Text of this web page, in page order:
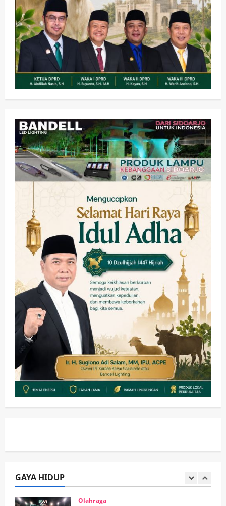
GAYA HIDUP
2
Adu Taktik di Atas Rumput Sintetis:
PWI dan Sapma PP Sidoarjo
Memanaskan Mesin Menuju Piala
Soccer
wartanusa 5 Agustus 2026
Ekonomi Hiburan Pemerintahan
HOT NEWS: Ribuan Warga Wage
Tumplek Blek di Bazar Rakyat Jalan
Jambu, Borong Kuliner UMKM Sambil
Nonton Jaranan!
wartanusa 4 Agustus 2026
4
Keagamaan Pemerintahan
Pemkab Sidoarjo & Muhammadiyah
Sinergi Permudah Perizinan, Wakaf,
hingga Hibah
wartanusa 4 Agustus 2026
5
Keagamaan Pemerintahan
Hadir di Pengajian Qurrota A’yun,
Wabup Sidoarjo Minta Doa Jamaah
Agar Tetap Amanah Memimpin
wartanusa 4 Agustus 2026
Kesehatan Pembangunan
Pemerintahan
PANAS! Kalah Tender Proyek RSUD
Sibar Rp 9,9 M, Beranikah CV Tiga
Anugerah Utama Pertaruhkan
2
wartanusa 5 Agustus 2026
Ekonomi